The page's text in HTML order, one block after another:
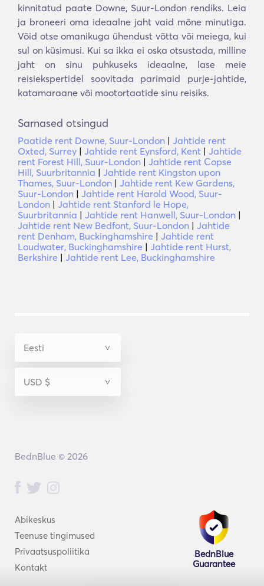
kinnitatud paate Downe, Suur-London rendiks. Leia
ja broneeri oma ideaalne jaht vaid mõne minutiga.
Võid otse omanikuga ühendust võtta või meiega, kui
sul on küsimusi. Kui sa ikka ei oska otsustada, milline
jaht on sinu puhkuseks ideaalne, lase meie
reisiekspertidel soovitada parimaid purje-jahtide,
katamaraane või mootortaatide sinu reisiks.
Sarnased otsingud
Paatide rent Downe, Suur-London | Jahtide rent
Oxted, Surrey | Jahtide rent Eynsford, Kent | Jahtide
rent Forest Hill, Suur-London | Jahtide rent Copse
Hill, Suurbritannia | Jahtide rent Kingston upon
Thames, Suur-London | Jahtide rent Kew Gardens,
Suur-London | Jahtide rent Harold Wood, Suur-
London | Jahtide rent Stanford le Hope,
Suurbritannia | Jahtide rent Hanwell, Suur-London |
Jahtide rent New Bedfont, Suur-London | Jahtide
rent Denham, Buckinghamshire | Jahtide rent
Loudwater, Buckinghamshire | Jahtide rent Hurst,
Berkshire | Jahtide rent Lee, Buckinghamshire
Abikeskus
Teenuse tingimused
Privaatsuspoliitika
Kontakt
BednBlue
Guarantee
BednBlue © 2026